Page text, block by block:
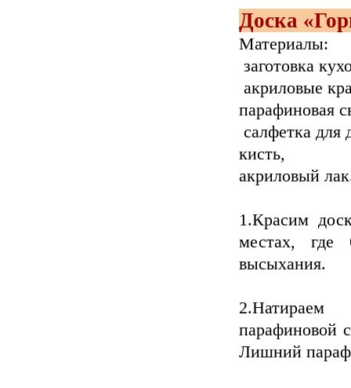
Доска
Материалы:
заготовка
акриловые
парафиновая
салфетка для
кисть,
акриловый
1.Красим
местах, где
высыхания.
2.Натираем
парафиновой
Лишний